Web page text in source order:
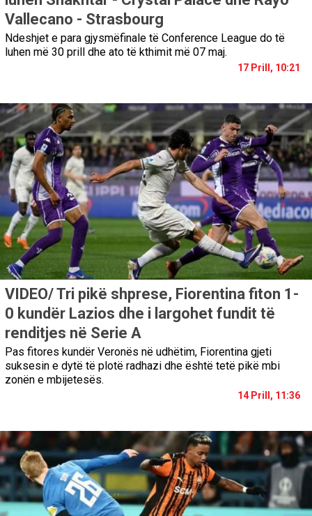
Vallecano - Strasbourg
Ndeshjet e para gjysmëfinale të Conference League do të
luhen më 30 prill dhe ato të kthimit më 07 maj.
17 Prill, 10:21
VIDEO/ Tri pikë shprese, Fiorentina fiton 1-
0 kundër Lazios dhe i largohet fundit të
renditjes në Serie A
Pas fitores kundër Veronës në udhëtim, Fiorentina gjeti
suksesin e dytë të plotë radhazi dhe është tetë pikë mbi
zonën e mbijetesës.
14 Prill, 11:36